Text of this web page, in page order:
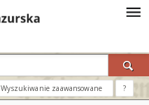
Wyszukiwanie zaawansowane ?